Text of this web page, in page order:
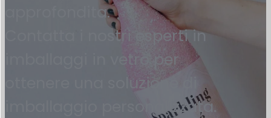
approfondita.
Contatta i nostri esperti in
imballaggi in vetro per
ottenere una soluzione di
imballaggio personalizzata.